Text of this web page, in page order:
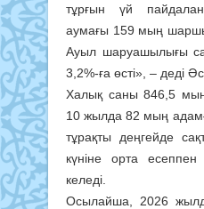
тұрғын үй
аумағы 159 мың
Ауыл шаруашылығы
3,2%-ға өсті», – деді
Халық саны 846,5
10 жылда 82 мың
тұрақты деңгейде
күніне орта
келеді.
Осылайша, 2026